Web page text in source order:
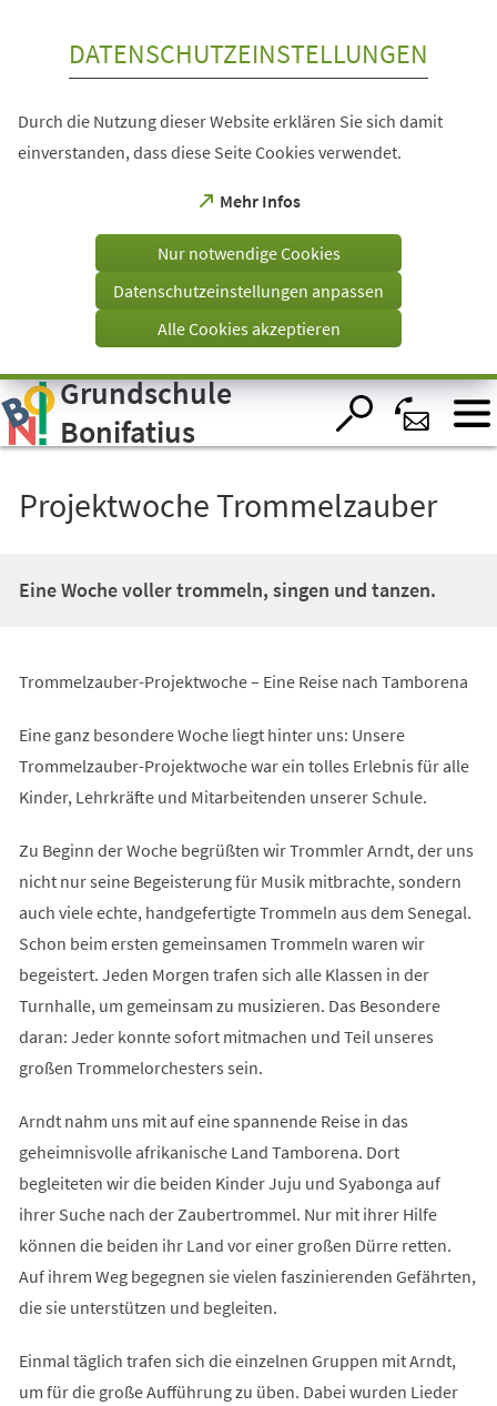
Visuelle
Assistenzsoftware
öffnen.
DATENSCHUTZEINSTELLUNGEN
Durch die Nutzung dieser Website erklären Sie sich damit
einverstanden, dass diese Seite Cookies verwendet.
Mehr Infos
(Öffnet
einem
Tab)
Nur notwendige Cookies
Datenschutzeinstellungen anpassen
Alle Cookies akzeptieren
Grundschule
Bonifatius
Projektwoche Trommelzauber
Eine Woche voller trommeln, singen und tanzen.
Trommelzauber-Projektwoche – Eine Reise nach Tamborena
Eine ganz besondere Woche liegt hinter uns: Unsere
Trommelzauber-Projektwoche war ein tolles Erlebnis für alle
Kinder, Lehrkräfte und Mitarbeitenden unserer Schule.
Zu Beginn der Woche begrüßten wir Trommler Arndt, der uns
nicht nur seine Begeisterung für Musik mitbrachte, sondern
auch viele echte, handgefertigte Trommeln aus dem Senegal.
Schon beim ersten gemeinsamen Trommeln waren wir
begeistert. Jeden Morgen trafen sich alle Klassen in der
Turnhalle, um gemeinsam zu musizieren. Das Besondere
daran: Jeder konnte sofort mitmachen und Teil unseres
großen Trommelorchesters sein.
Arndt nahm uns mit auf eine spannende Reise in das
geheimnisvolle afrikanische Land Tamborena. Dort
begleiteten wir die beiden Kinder Juju und Syabonga auf
ihrer Suche nach der Zaubertrommel. Nur mit ihrer Hilfe
können die beiden ihr Land vor einer großen Dürre retten.
Auf ihrem Weg begegnen sie vielen faszinierenden Gefährten,
die sie unterstützen und begleiten.
Einmal täglich trafen sich die einzelnen Gruppen mit Arndt,
um für die große Aufführung zu üben. Dabei wurden Lieder